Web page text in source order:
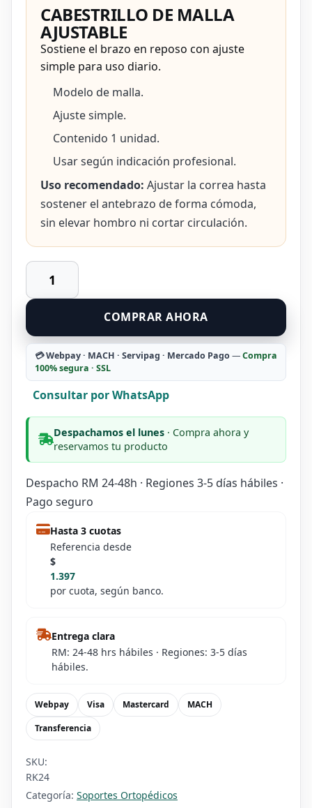
CABESTRILLO DE MALLA
AJUSTABLE
Sostiene el brazo en reposo con ajuste
simple para uso diario.
Modelo de malla.
Ajuste simple.
Contenido 1 unidad.
Usar según indicación profesional.
Uso recomendado: Ajustar la correa hasta
sostener el antebrazo de forma cómoda,
sin elevar hombro ni cortar circulación.
Cabestrillo
Recovery
de
Ajustable
para
Brazo
cantidad
COMPRAR AHORA
💳 Webpay · MACH · Servipag · Mercado Pago—Compra
100% segura · SSL
Consultar por WhatsApp
Despachamos el lunes · Compra ahora y
reservamos tu producto
Despacho RM 24-48h · Regiones 3-5 días hábiles ·
Pago seguro
Hasta 3 cuotas
Referencia desde
$
1.397
por cuota, según banco.
Entrega clara
RM: 24-48 hrs hábiles · Regiones: 3-5 días
hábiles.
Webpay Visa Mastercard
MACH
Transferencia
SKU:
RK24
Categoría: Soportes Ortopédicos